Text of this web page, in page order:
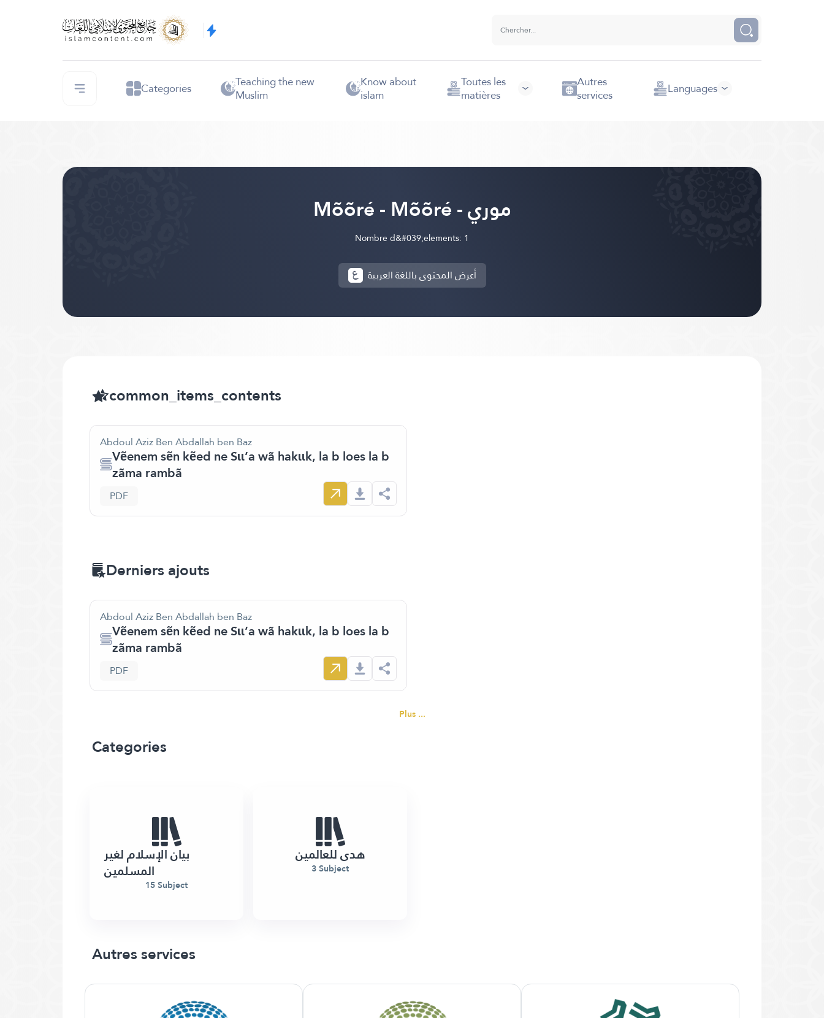
Categories Teaching the new
Muslim
Know about
islam
Toutes les
matières
Autres
services Languages
Mõõré - Mõõré - موري
Nombre d&#039;elements: 1
أعرض المحتوى باللغة العربية
common_items_contents
Abdoul Aziz Ben Abdallah ben Baz
Vẽenem sẽn kẽed ne Sɩɩ’a wã hakɩɩk, la b loes la b
zãma rambã
PDF
Derniers ajouts
Abdoul Aziz Ben Abdallah ben Baz
Vẽenem sẽn kẽed ne Sɩɩ’a wã hakɩɩk, la b loes la b
zãma rambã
PDF
Plus ...
Categories
بيان الإسلام لغير
المسلمين
15 Subject
هدى للعالمين
3 Subject
Autres services